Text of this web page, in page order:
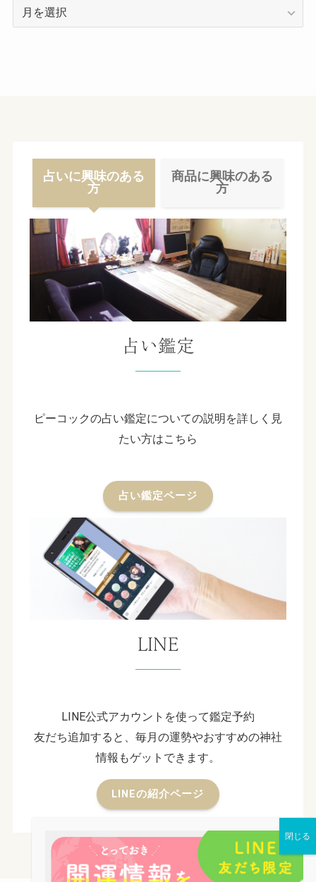
ー
占いに興味のある
方
商品に興味のある
方
占い鑑定
ピーコックの占い鑑定についての説明を詳しく見
たい方はこちら
占い鑑定ページ
LINE
LINE公式アカウントを使って鑑定予約
友だち追加すると、毎月の運勢やおすすめの神社
情報もゲットできます。
LINEの紹介ページ